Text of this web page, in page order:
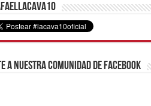
a nuestra comunidad de Facebook